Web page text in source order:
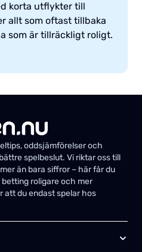
korta utflykter till
allt som oftast tillbaka
som är tillräckligt roligt.
oddsjämförelser och
spelbeslut. Vi riktar oss till
än bara siffror – här får du
roligare och mer
att du endast spelar hos